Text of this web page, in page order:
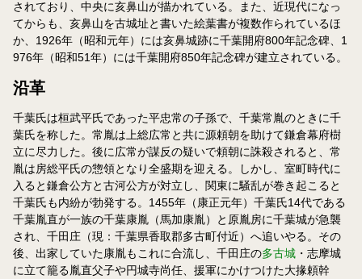
されており、中央に亥鼻山が描かれている。また、近現代になっ
てからも、亥鼻山を古城址と書いた絵葉書が複数作られているほ
か、1926年（昭和元年）には亥鼻城跡に千葉開府800年記念碑、1
976年（昭和51年）には千葉開府850年記念碑が建立されている。
沿革
千葉氏は桓武平氏であった平忠常の子孫で、千葉常胤のときに千
葉氏を称した。常胤は上総広常と共に源頼朝を助けて鎌倉幕府樹
立に尽力した。後に広常が謀反の疑いで頼朝に誅殺されると、常
胤は房総平氏の惣領となり全盛期を迎える。しかし、室町時代に
入ると鎌倉公方と古河公方が対立し、関東に騒乱が巻き起こると
千葉氏も内紛が勃発する。1455年（康正元年）千葉氏14代である
千葉胤直が一族の千葉康胤（馬加康胤）と原胤房に千葉城が急襲
され、千田庄（現：千葉県香取郡多古町付近）へ追いやる。その
後、出家していた康胤もこれに合流し、千田庄の多古城 ・志摩城
に立て籠る胤直父子や円城寺尚任、援軍にかけつけた大掾頼幹